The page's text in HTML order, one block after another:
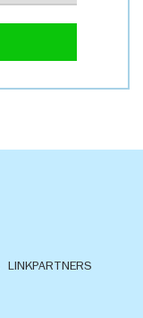
LINKPARTNERS